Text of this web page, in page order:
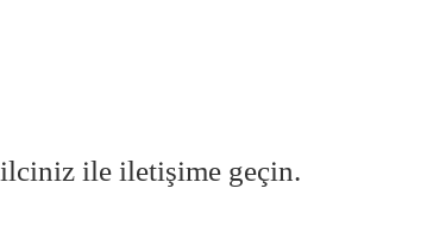
ile iletişime geçin.